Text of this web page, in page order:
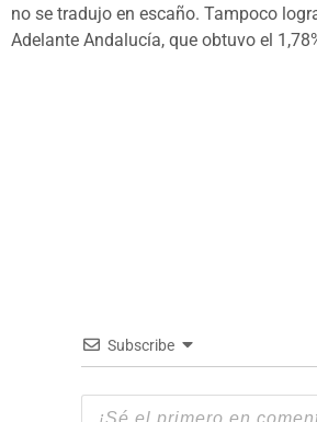
no se tradujo en escaño. Tampoco
Adelante Andalucía, que obtuvo el
Subscribe